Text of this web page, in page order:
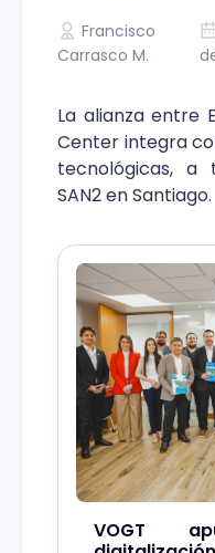
Francisco
Carrasco M.
La alianza entre
Center integra
tecnológicas, a
SAN2 en Santiago.
VOGT